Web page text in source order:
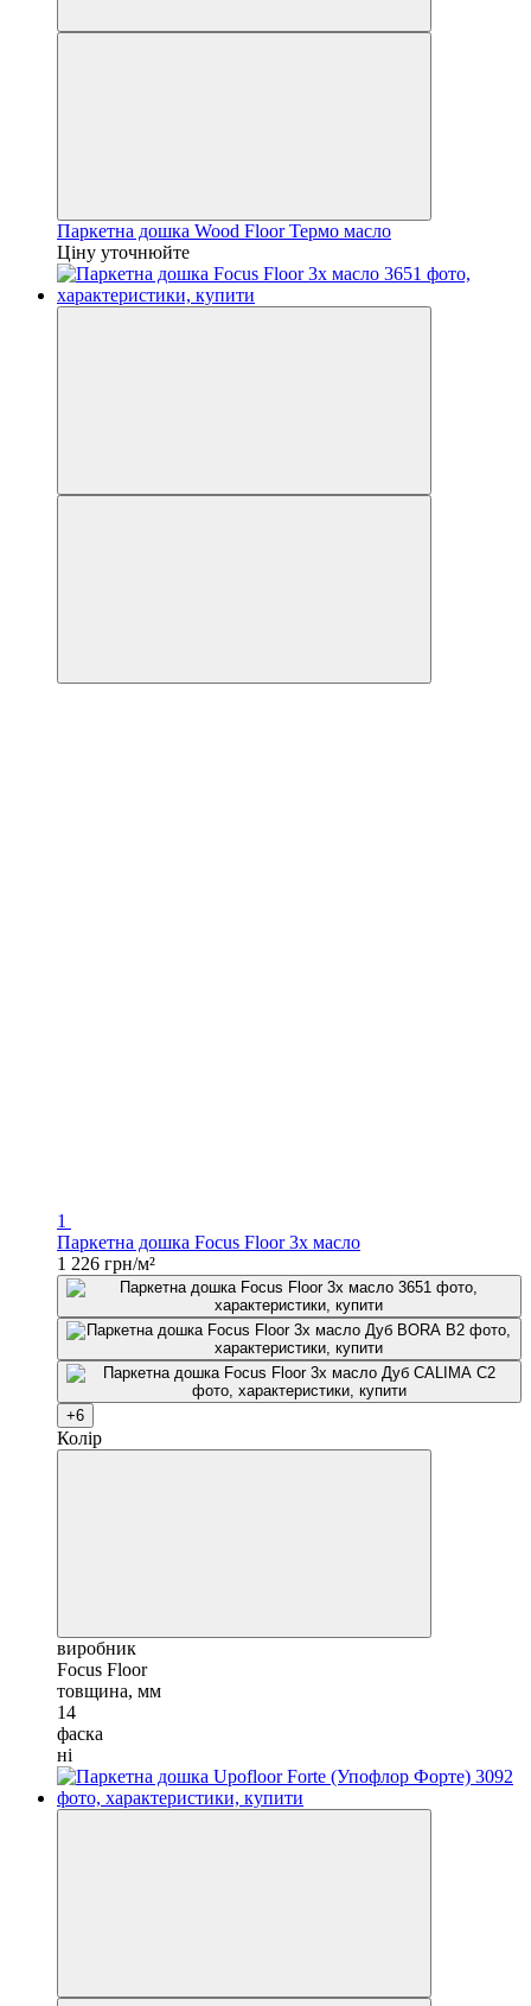
Паркетна дошка Wood Floor Термо масло
Ціну уточнюйте
1
Паркетна дошка Focus Floor 3x масло
1 226 грн/м²
+6
Колір
виробник
Focus Floor
товщина, мм
14
фаска
ні